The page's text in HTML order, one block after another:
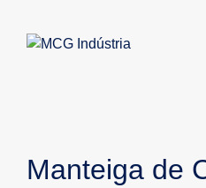
Manteiga de